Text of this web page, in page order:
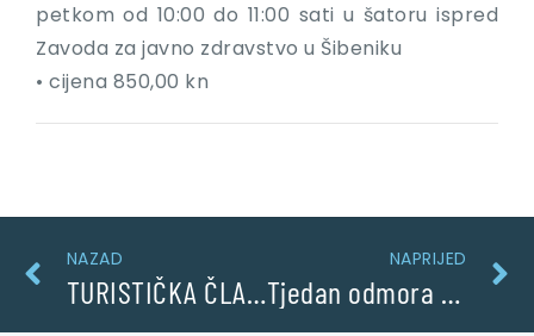
petkom od 10:00 do 11:00 sati u šatoru ispred
Zavoda za javno zdravstvo u Šibeniku
• cijena 850,00 kn
NAZAD
TURISTIČKA ČLANARINA 2020
NAPRIJED
Tjedan odmora vrijedan